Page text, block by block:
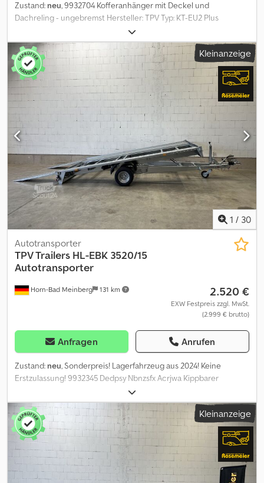
Zustand: neu, 9932704 Kofferanhänger mit Deckel und
Dachreling - ungebremst Hersteller: TPV Typ: KT-EU2 Plus
Innenmaße: ca. 2020 x 1075 x 1020 mm Außenmaße: ca. 2960 x
1520 x 1665 mm Zul. Gesamtgewicht: 750 kg Leergeweicht: ca. 266
kg Nutzlast: ca. 484 kg (Nutzlastangaben können je nach
Ausstattung und Konstruktion abweichen) Deckel aus
pulverbeschichtetem Stahl schwarz, spritzwassergeschützt 2
Gasdruckstoßdämpfer erleichtern das Öffnen und Schließen des
Deckels Deckeltraglast offen 20 kg und 75 kg im geschlossenen
Zustand Bordwände Stahlblech verzinkt Ungebremst 1-Achser 2
Stützen hinten 4 stabile Verzurrösen Tür hinten, rechts
angeschlagen Stützrad Stecker 13-polig Inkl. Fahrzeugpapiere
Optionale Ausstattungen für diesen Anhänger:
Diebstahlsicherung Dodpfsy Nbn Ujx Acrewa Reserverad inkl.
Halter Fahrradträger auf Deckel montiert * Zulassung Ihres
neuen Anhängers beim Straßenverkehrsamt
Kleinanzeige
1 / 30
Horn-Bad Meinberg 131 km
Autotransporter
TPV Trailers HL-EBK 3520/15
Autotransporter
2.520 €
EXW Festpreis zzgl. MwSt.
(2.999 € brutto)
Anfragen Anrufen
Zustand: neu, Sonderpreis! Lagerfahrzeug aus 2024! Keine
Erstzulassung! 9932345 Dedpsy Nbnzsfx Acrjwa Kippbarer
Autotransporter - Smart Anhänger Hersteller: TPV Typ: HL-EBK
3520/15 Maße: 3500 x 2000 mm L x B kippbarer
Kleinfahrzeugtransporter Zul. Gesamtgewicht: 1500 Kg
Leergewicht: 465 kg Nutzlast: 1035 kg (Nutzlastangaben können
je nach Ausstattung und Konstruktion abweichen)
Feuerverzinkte Zugdeichsel mit Längsträgerfahrgestell Kippbare
Ladefläche - mit flachem Auffahrwinkel und 2 stabilen
Stahlauffahrschienen zum Anlegen Gasdruckdämpfer zum
Kleinanzeige